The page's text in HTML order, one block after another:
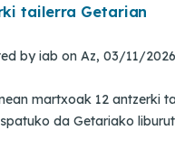
tailerra Getarian
byiab on Az, 03/11/
martxoak 12 antzerki
da Getariako